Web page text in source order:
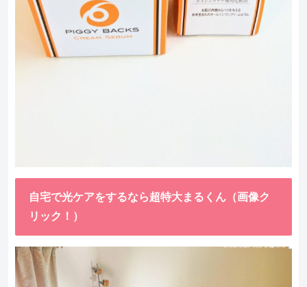
自宅で光ケアをするなら超特大まるくん（画像ク
リック！）